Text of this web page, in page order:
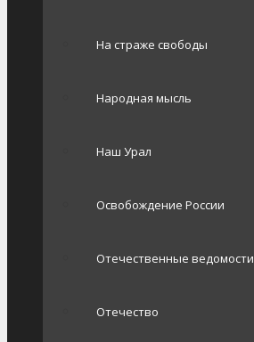
На страже свободы
Народная мысль
Наш Урал
Освобождение России
Отечественные ведомости
Отечество